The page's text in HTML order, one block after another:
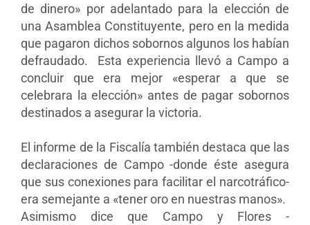
de dinero» por adelantado para la elección de
una Asamblea Constituyente, pero en la medida
que pagaron dichos sobornos algunos los habían
defraudado. Esta experiencia llevó a Campo a
concluir que era mejor «esperar a que se
celebrara la elección» antes de pagar sobornos
destinados a asegurar la victoria.
El informe de la Fiscalía también destaca que las
declaraciones de Campo -donde éste asegura
que sus conexiones para facilitar el narcotráfico-
era semejante a «tener oro en nuestras manos».
Asimismo dice que Campo y Flores -